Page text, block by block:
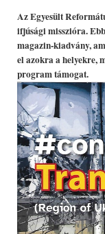
Az Egyesült
ifjúsági misszióra.
magazin-kiadvány,
el azokra a helyekre,
program támogat.